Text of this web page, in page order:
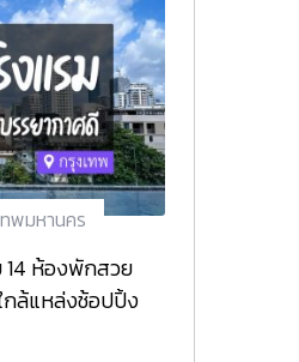
พมหานคร
14 ห้องพักสวย
กล้แหล่งช้อปปิ้ง